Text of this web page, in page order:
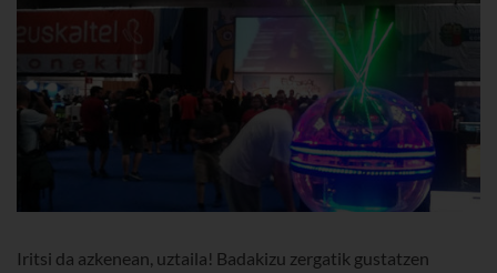
Iritsi da azkenean, uztaila! Badakizu zergatik gustatzen